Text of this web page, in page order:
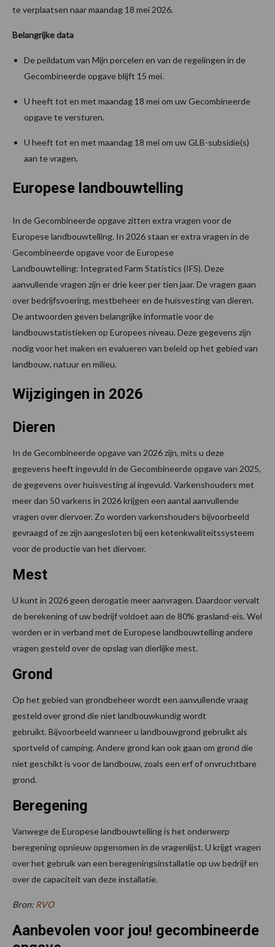
te verplaatsen naar maandag 18 mei 2026.
Belangrijke data
De peildatum van Mijn percelen en van de regelingen in de
Gecombineerde opgave blijft 15 mei.
U heeft tot en met maandag 18 mei om uw Gecombineerde
opgave te versturen.
U heeft tot en met maandag 18 mei om uw GLB-subsidie(s)
aan te vragen.
Europese landbouwtelling
In de Gecombineerde opgave zitten extra vragen voor de
Europese landbouwtelling. In 2026 staan er extra vragen in de
Gecombineerde opgave voor de Europese
Landbouwtelling: Integrated Farm Statistics (IFS). Deze
aanvullende vragen zijn er drie keer per tien jaar. De vragen gaan
over bedrijfsvoering, mestbeheer en de huisvesting van dieren.
De antwoorden geven belangrijke informatie voor de
landbouwstatistieken op Europees niveau. Deze gegevens zijn
nodig voor het maken en evalueren van beleid op het gebied van
landbouw, natuur en milieu.
Wijzigingen in 2026
Dieren
In de Gecombineerde opgave van 2026 zijn, mits u deze
gegevens heeft ingevuld in de Gecombineerde opgave van 2025,
de gegevens over huisvesting al ingevuld. Varkenshouders met
meer dan 50 varkens in 2026 krijgen een aantal aanvullende
vragen over diervoer. Zo worden varkenshouders bijvoorbeeld
gevraagd of ze zijn aangesloten bij een ketenkwaliteitssysteem
voor de productie van het diervoer.
Mest
U kunt in 2026 geen derogatie meer aanvragen. Daardoor vervalt
de berekening of uw bedrijf voldoet aan de 80% grasland-eis. Wel
worden er in verband met de Europese landbouwtelling andere
vragen gesteld over de opslag van dierlijke mest.
Grond
Op het gebied van grondbeheer wordt een aanvullende vraag
gesteld over grond die niet landbouwkundig wordt
gebruikt. Bijvoorbeeld wanneer u landbouwgrond gebruikt als
sportveld of camping. Andere grond kan ook gaan om grond die
niet geschikt is voor de landbouw, zoals een erf of onvruchtbare
grond.
Beregening
Vanwege de Europese landbouwtelling is het onderwerp
beregening opnieuw opgenomen in de vragenlijst. U krijgt vragen
over het gebruik van een beregeningsinstallatie op uw bedrijf en
over de capaciteit van deze installatie.
Bron: RVO
Aanbevolen voor jou! gecombineerde